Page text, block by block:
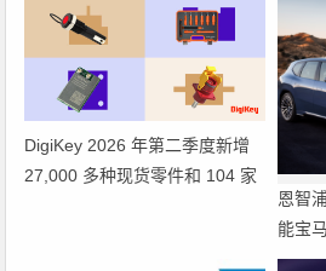
DigiKey 2026 年第二季度新增
27,000 多种现货零件和 104 家
恩智
能宝
命体